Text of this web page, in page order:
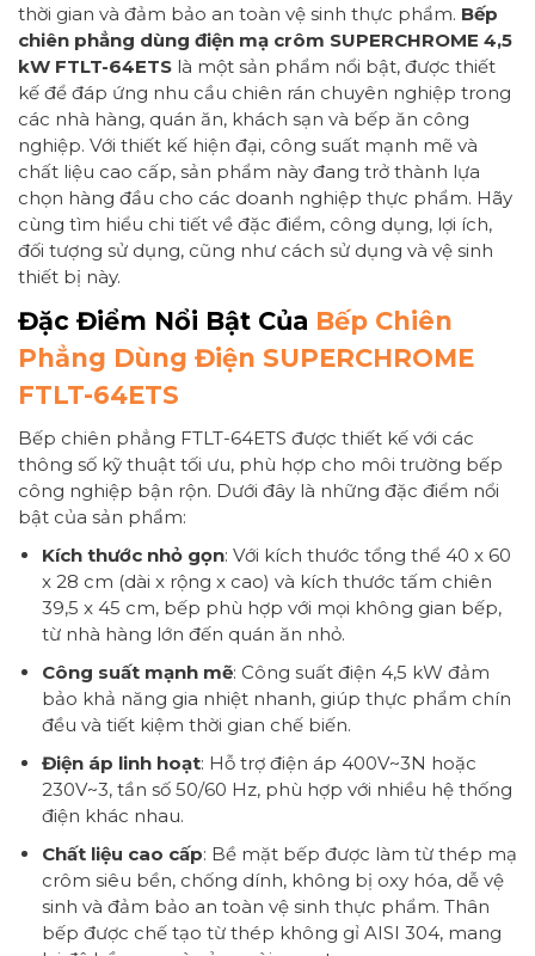
thời gian và đảm bảo an toàn vệ sinh thực phẩm. Bếp
chiên phẳng dùng điện mạ crôm SUPERCHROME 4,5
kW FTLT-64ETS là một sản phẩm nổi bật, được thiết
kế để đáp ứng nhu cầu chiên rán chuyên nghiệp trong
các nhà hàng, quán ăn, khách sạn và bếp ăn công
nghiệp. Với thiết kế hiện đại, công suất mạnh mẽ và
chất liệu cao cấp, sản phẩm này đang trở thành lựa
chọn hàng đầu cho các doanh nghiệp thực phẩm. Hãy
cùng tìm hiểu chi tiết về đặc điểm, công dụng, lợi ích,
đối tượng sử dụng, cũng như cách sử dụng và vệ sinh
thiết bị này.
Đặc Điểm Nổi Bật Của Bếp Chiên
Phẳng Dùng Điện SUPERCHROME
FTLT-64ETS
Bếp chiên phẳng FTLT-64ETS được thiết kế với các
thông số kỹ thuật tối ưu, phù hợp cho môi trường bếp
công nghiệp bận rộn. Dưới đây là những đặc điểm nổi
bật của sản phẩm:
Kích thước nhỏ gọn: Với kích thước tổng thể 40 x 60
x 28 cm (dài x rộng x cao) và kích thước tấm chiên
39,5 x 45 cm, bếp phù hợp với mọi không gian bếp,
từ nhà hàng lớn đến quán ăn nhỏ.
Công suất mạnh mẽ: Công suất điện 4,5 kW đảm
bảo khả năng gia nhiệt nhanh, giúp thực phẩm chín
đều và tiết kiệm thời gian chế biến.
Điện áp linh hoạt: Hỗ trợ điện áp 400V~3N hoặc
230V~3, tần số 50/60 Hz, phù hợp với nhiều hệ thống
điện khác nhau.
Chất liệu cao cấp: Bề mặt bếp được làm từ thép mạ
crôm siêu bền, chống dính, không bị oxy hóa, dễ vệ
sinh và đảm bảo an toàn vệ sinh thực phẩm. Thân
bếp được chế tạo từ thép không gỉ AISI 304, mang